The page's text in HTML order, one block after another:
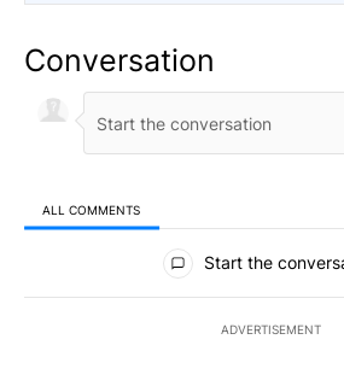
Conversation
ALL COMMENTS
All Comments
Start the
ADVERTISEMENT